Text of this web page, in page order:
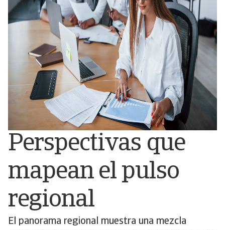
Perspectivas que
mapean el pulso
regional
El panorama regional muestra una mezcla